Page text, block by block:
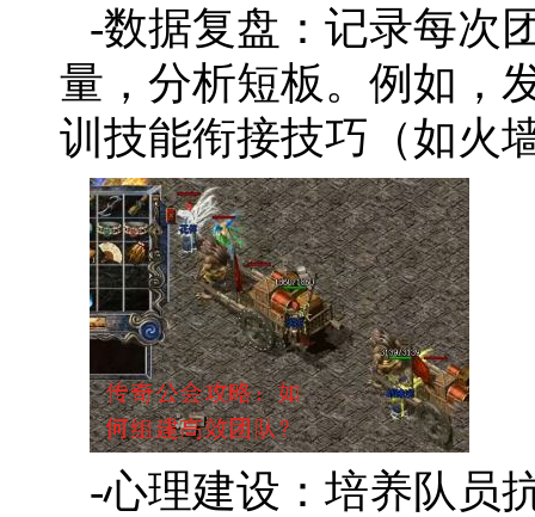
-数据复盘：记录每次
量，分析短板。例如，
训技能衔接技巧（如火
-心理建设：培养队员